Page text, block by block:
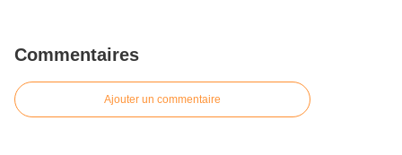
Commentaires
Ajouter un commentaire